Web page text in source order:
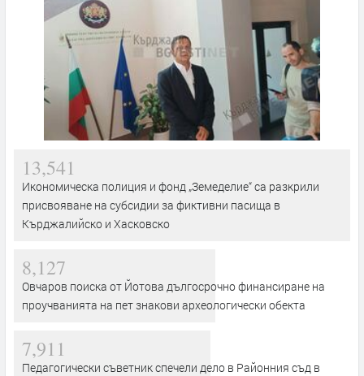
13,541
Икономическа полиция и фонд „Земеделие“ са разкрили
присвояване на субсидии за фиктивни пасища в
Кърджалийско и Хасковско
8,127
Овчаров поиска от Йотова дългосрочно финансиране на
проучванията на пет знакови археологически обекта
7,911
Педагогически съветник спечели дело в Районния съд в